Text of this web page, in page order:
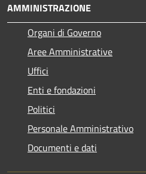
AMMINISTRAZIONE
Organi di Governo
Aree Amministrative
Uffici
Enti e fondazioni
Politici
Personale Amministrativo
Documenti e dati